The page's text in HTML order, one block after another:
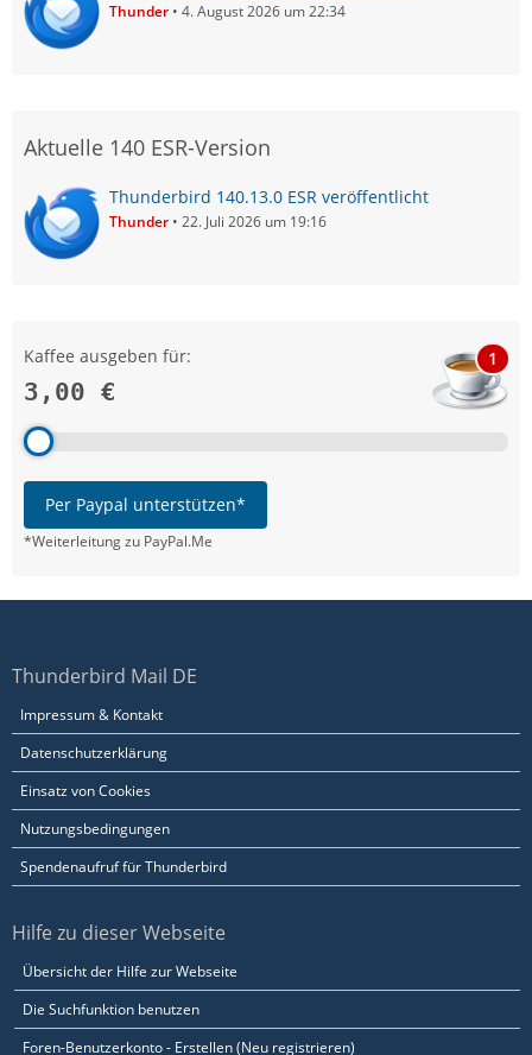
Thunder 4. August 2026 um 22:34
Aktuelle 140 ESR-Version
Thunderbird 140.13.0 ESR veröffentlicht
Thunder 22. Juli 2026 um 19:16
Kaffee ausgeben für:
3,00 €
1
Per Paypal unterstützen*
*Weiterleitung zu PayPal.Me
Thunderbird Mail DE
Impressum & Kontakt
Datenschutzerklärung
Einsatz von Cookies
Nutzungsbedingungen
Spendenaufruf für Thunderbird
Hilfe zu dieser Webseite
Übersicht der Hilfe zur Webseite
Die Suchfunktion benutzen
Foren-Benutzerkonto - Erstellen (Neu registrieren)